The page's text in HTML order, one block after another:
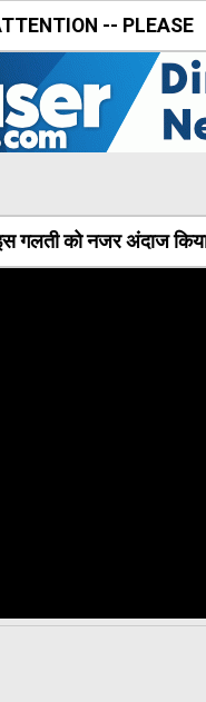
-- PLEASE
गलती को नजर अंदाज